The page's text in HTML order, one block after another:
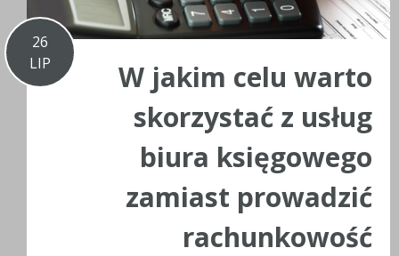
26
LIP
W jakim celu warto
skorzystać z usług
biura księgowego
zamiast prowadzić
rachunkowość